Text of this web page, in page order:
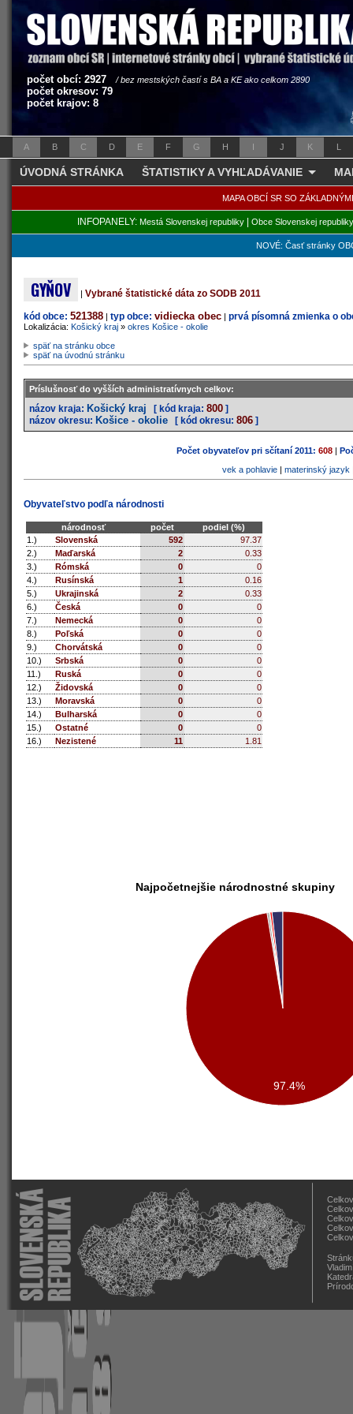
počet obcí: 2927 / bez mestských častí s BA a KE ako celkom 2890
počet okresov: 79
počet krajov: 8
A B C D E F G H I J K L
ÚVODNÁ STRÁNKA ŠTATISTIKY A VYHĽADÁVANIE
MAPA OBCÍ SR SO
INFOPANELY: Mestá Slovenskej republiky| Obce Slovenskej republiky
NOVÉ: Časť stránky
GYŇOV |Vybrané štatistické dáta zo SODB 2011
kód obce: 521388 | typ obce: vidiecka obec | prvá písomná zmienka o
Lokalizácia: Košický kraj » okres Košice - okolie
späť na stránku obce
späť na úvodnú stránku
Príslušnosť do vyšších administratívnych celkov:
názov kraja: Košický kraj [ kód kraja: 800 ]
názov okresu: Košice - okolie [ kód okresu: 806 ]
Počet obyvateľov pri sčítaní 2011: 608 |
vek a pohlavie| materinský jazyk
Obyvateľstvo podľa národnosti
národnosť počet
podiel (%)
1.)
Slovenská 592
97.37
2.)
Maďarská 2
0.33
3.)
Rómská 0
0
4.)
Rusínská 1
0.16
5.)
Ukrajinská 2
0.33
6.)
Česká 0
0
7.)
Nemecká 0
0
8.)
Poľská 0
0
9.)
Chorvátská 0
0
10.)
Srbská 0
0
11.)
Ruská 0
0
12.)
Židovská 0
0
13.)
Moravská 0
0
14.)
Bulharská 0
0
15.)
Ostatné 0
0
16.)
Nezistené 11 1.81
Najpočetnejšie národnostné skupiny
97.4%